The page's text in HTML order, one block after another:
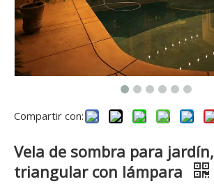
Compartir con:
Vela de sombra para
triangular con lámpara